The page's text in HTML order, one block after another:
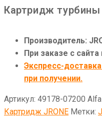
Картридж
Производитель:
При заказе с
Экспресс-
при получении.
Артикул: 49178-07200
Картридж JRONE Метки: